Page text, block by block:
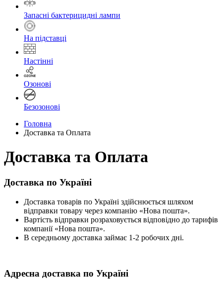
Запасні бактерицидні лампи
На підставці
Настінні
Озонові
Безозонові
Головна
Доставка та Оплата
Доставка та Оплата
Доставка по Україні
Доставка товарів по Україні здійснюється шляхом
відправки товару через компанію «Нова пошта».
Вартість відправки розраховується відповідно до тарифів
компанії «Нова пошта».
В середньому доставка займає 1-2 робочих дні.
Адресна доставка по Україні